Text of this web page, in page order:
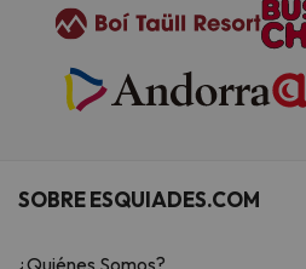
SOBRE ESQUIADES.COM
¿Quiénes Somos?